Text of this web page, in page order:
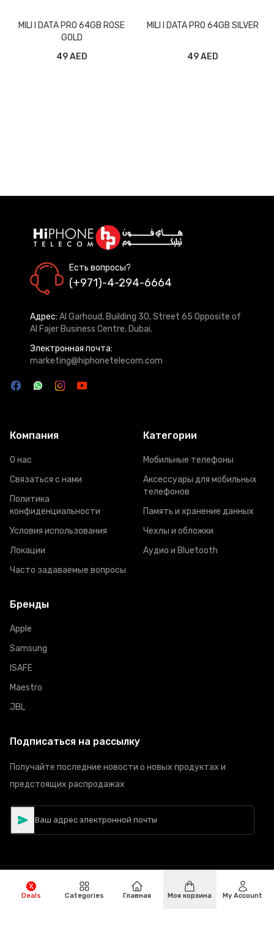
MILI I DATA PRO 64GB ROSE
GOLD
49 AED
MILI I DATA PRO 64GB SILVER
49 AED
Есть вопросы?
(+971)-4-294-6664
Адрес: Al Garhoud, Building 30, Street 65 Opposite of
Al Fajer Business Centre, Dubai.
Электронная почта:
marketing@hiphonetelecom.com
Компания
О нас
Связаться с нами
Политика
конфиденциальности
Условия использования
Локации
Часто задаваемые вопросы
Категории
Мобильные телефоны
Аксессуары для мобильных
телефонов
Память и хранение данных
Чехлы и обложки
Аудио и Bluetooth
Бренды
Apple
Samsung
ISAFE
Maestro
JBL
Подписаться на рассылку
Получайте последние новости о новых продуктах и
предстоящих распродажах
© Авторское право Hiphone Telecom
Все права
Deals Categories Главная Моя корзина My Account